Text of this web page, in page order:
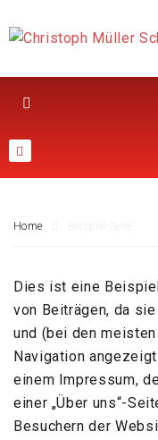
Home
Dies ist eine
von Beiträgen, da
und (bei den
Navigation
einem Impressum,
einer „Über uns“-
Besuchern der